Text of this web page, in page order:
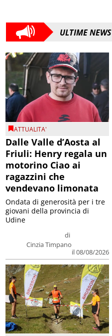
ULTIME NEWS
ATTUALITA'
Dalle Valle d’Aosta al
Friuli: Henry regala un
motorino Ciao ai
ragazzini che
vendevano limonata
di
Cinzia Timpano
il 08/08/2026
Ondata di generosità per i tre
giovani della provincia di
Udine